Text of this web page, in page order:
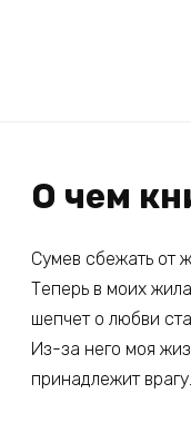
О чем
Сумев сбежать от
Теперь в моих
шепчет о любви
Из-за него моя
принадлежит врагу.